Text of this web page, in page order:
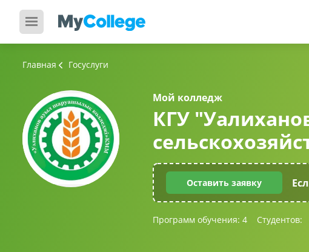
Главная Госуслуги
Мой колледж
КГУ
Оставить заявку
Программ обучения: 4 Студентов: